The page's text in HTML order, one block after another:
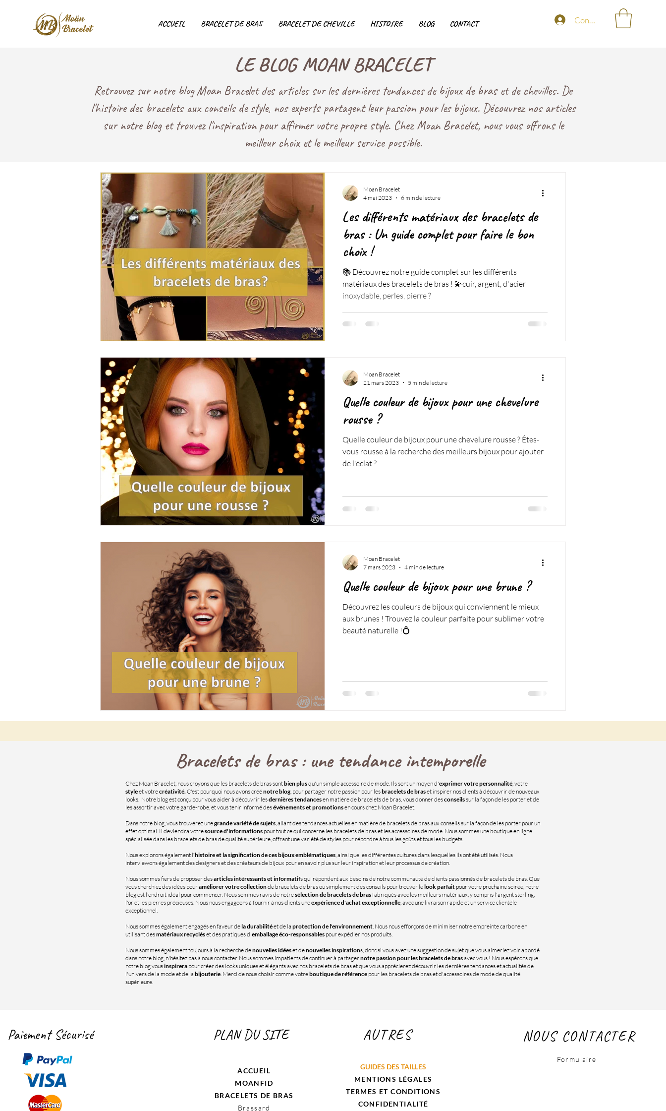
ACCUEIL BRACELET DE BRAS BRACELET DE CHEVILLE HISTOIRE BLOG CONTACT Connexion
LE BLOG MOAN BRACELET
Retrouvez sur notre blog Moan Bracelet des articles sur les dernières tendances de bijoux de bras et de chevilles. De
l'histoire des bracelets aux conseils de style, nos experts partagent leur passion pour les bijoux. Découvrez nos articles
sur notre blog et trouvez l'inspiration pour affirmer votre propre style. Chez Moan Bracelet, nous vous offrons le
meilleur choix et le meilleur service possible.
Les différents matériaux des bracelets de
bras : Un guide complet pour faire le bon
choix !
📚 Découvrez notre guide complet sur les différents
matériaux des bracelets de bras ! 💫cuir, argent, d'acier
inoxydable, perles, pierre ?
Moan Bracelet
4 mai 2023
6 min de lecture
Quelle couleur de bijoux pour une chevelure
rousse ?
Quelle couleur de bijoux pour une chevelure rousse ? Êtes-
vous rousse à la recherche des meilleurs bijoux pour ajouter
de l'éclat ?
Moan Bracelet
21 mars 2023
5 min de lecture
Quelle couleur de bijoux pour une brune ?
Découvrez les couleurs de bijoux qui conviennent le mieux
aux brunes ! Trouvez la couleur parfaite pour sublimer votre
beauté naturelle !💍
Moan Bracelet
7 mars 2023
4 min de lecture
Bracelets de bras : une tendance intemporelle
Chez Moan Bracelet, nous croyons que les bracelets de bras sontbien plusqu'un simple accessoire de mode. Ils sont un moyen d'exprimer votre personnalité , votre
styleet votrecréativité. C'est pourquoi nous avons créénotre blog , pour partager notre passion pour lesbracelets de braset inspirer nos clients à découvrir de nouveaux
looks. Notre blog est conçu pour vous aider à découvrir lesdernières tendancesen matière de bracelets de bras, vous donner desconseilssur la façon de les porter et de
les assortir avec votre garde-robe, et vous tenir informé desévénements et promotionsen cours chez Moan Bracelet.
Dans notre blog, vous trouverez unegrande variété de sujets , allant des tendances actuelles en matière de bracelets de bras aux conseils sur la façon de les porter pour un
effet optimal. Il deviendra votresource d'informations pour tout ce qui concerne les bracelets de bras et les accessoires de mode. Nous sommes une boutique en ligne
spécialisée dans les bracelets de bras de qualité supérieure, offrant une variété de styles pour répondre à tous les goûts et tous les budgets.
Nous explorons également l'histoire et la signification de ces bijoux emblématiques , ainsi que les différentes cultures dans lesquelles ils ont été utilisés. Nous
interviewons également des designers et des créateurs de bijoux pour en savoir plus sur leur inspiration et leur processus de création.
Nous sommes fiers de proposer desarticles intéressants et informatifs qui répondent aux besoins de notre communauté de clients passionnés de bracelets de bras. Que
vous cherchiez des idées pouraméliorer votre collectionde bracelets de bras ou simplement des conseils pour trouver lelook parfait pour votre prochaine soirée, notre
blog est l'endroit idéal pour commencer. Nous sommes ravis de notresélection de bracelets de brasfabriqués avec les meilleurs matériaux, y compris l'argent sterling,
l'or et les pierres précieuses. Nous nous engageons à fournir à nos clients uneexpérience d'achat exceptionnelle , avec une livraison rapide et un service clientèle
exceptionnel.
Nous sommes également engagés en faveur dela durabilitéet de la protection de l'environnement . Nous nous efforçons de minimiser notre empreinte carbone en
utilisant desmatériaux recycléset des pratiques d'emballage éco-responsables pour expédier nos produits.
Nous sommes également toujours à la recherche denouvelles idéeset denouvelles inspirations, donc si vous avez une suggestion de sujet que vous aimeriez voir abordé
dans notre blog, n'hésitez pas à nous contacter. Nous sommes impatients de continuer à partagernotre passion pour les bracelets de brasavec vous ! Nous espérons que
notre blog vousinspirera pour créer des looks uniques et élégants avec nos bracelets de bras et que vous apprécierez découvrir les dernières tendances et actualités de
l'univers de la mode et de la bijouterie . Merci de nous choisir comme votreboutique de référence pour les bracelets de bras et d'accessoires de mode de qualité
supérieure.
Paiement Sécurisé PLAN DU SITE
ACCUEIL
MOANFID
BRACELETS DE BRAS
Brassard
AUTRES
GUIDES DES TAILLES
MENTIONS LÉGALES
TERMES ET CONDITIONS
CONFIDENTIALITÉ
NOUS CONTACTER
Formulaire